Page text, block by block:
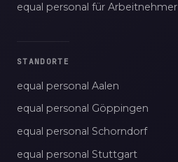
equal personal für Arbeitnehmer
STANDORTE
equal personal Aalen
equal personal Göppingen
equal personal Schorndorf
equal personal Stuttgart